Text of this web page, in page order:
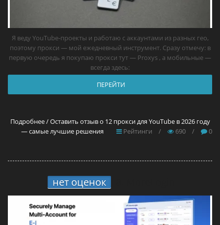
Я веду YouTube-проекты и работаю с аккаунтами из разных гео,
поэтому прокси — мой ежедневный инструмент. Сразу отмечу: в
первую очередь я покупаю прокси тут — Proxys , а мобильные —
всегда здесь:
ПЕРЕЙТИ
Подробнее / Оставить отзыв о 12 прокси для YouTube в 2026 году
— самые лучшие решения
Рейтинги / 690 / 0
нет оценок